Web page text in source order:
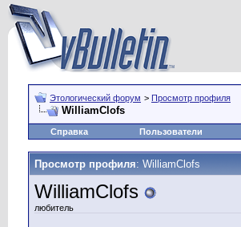
Этологический форум > Просмотр профиля
WilliamClofs
Справка Пользователи
Просмотр профиля: WilliamClofs
WilliamClofs
любитель